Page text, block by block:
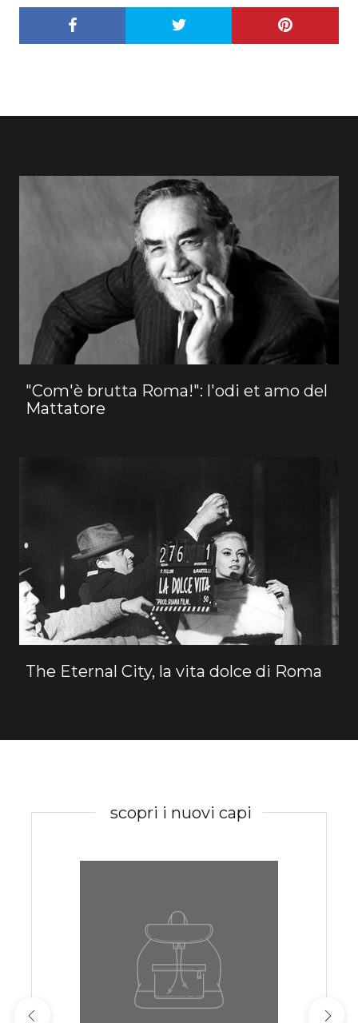
"Com'è brutta Roma!": l'odi et amo del
Mattatore
The Eternal City, la vita dolce di Roma
scopri i nuovi capi